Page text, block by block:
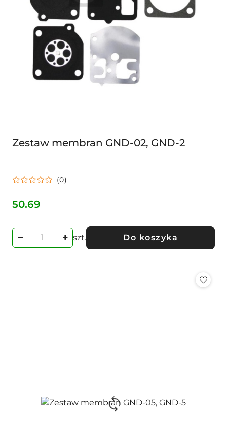
Zestaw membran GND-02, GND-2
(0)
Cena:
50.69
szt. Do koszyka